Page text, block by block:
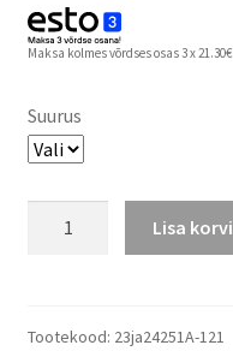
Maksa kolmes võrdses osas 3 x 21.30€
Suurus
SHELD
Lisa korvi
Tootekood: 23ja24251A-121